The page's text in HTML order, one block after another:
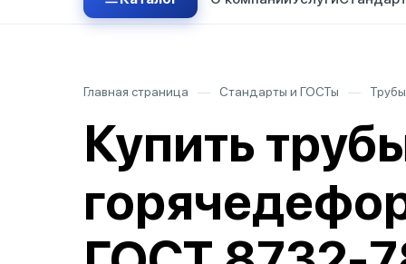
Главная страница — Стандарты и ГОСТы —
Купить